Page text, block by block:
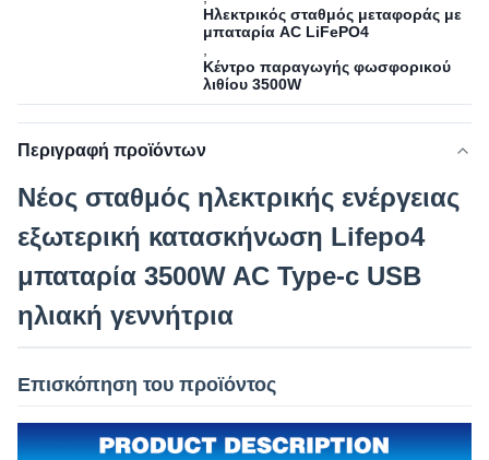
Ηλεκτρικός σταθμός μεταφοράς με
μπαταρία AC LiFePO4
Κέντρο παραγωγής φωσφορικού
λιθίου 3500W
Περιγραφή προϊόντων
Νέος σταθμός ηλεκτρικής ενέργειας
εξωτερική κατασκήνωση Lifepo4
μπαταρία 3500W AC Type-c USB
ηλιακή γεννήτρια
Επισκόπηση του προϊόντος